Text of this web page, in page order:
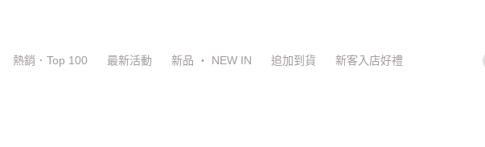
熱銷．Top 100 最新活動 新品 ‧ NEW IN 追加到貨 新客入店好禮